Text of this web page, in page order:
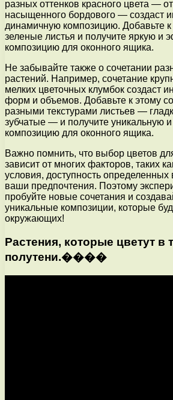
разных оттенков красного цвета —
насыщенного бордового — создаст
динамичную композицию. Добавьте
зеленые листья и получите яркую и
композицию для оконного ящика.
Не забывайте также о сочетании
растений. Например, сочетание
мелких цветочных клумбок создаст
форм и объемов. Добавьте к этому
разными текстурами листьев —
зубчатые — и получите уникальную
композицию для оконного ящика.
Важно помнить, что выбор цветов
зависит от многих факторов, таких
условия, доступность определенных
ваши предпочтения. Поэтому
пробуйте новые сочетания и
уникальные композиции, которые
окружающих!
Растения, которые цветут в
полутени.����